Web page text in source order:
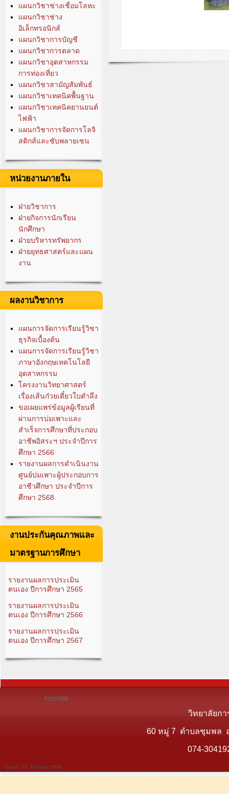
แผนกวิชาช่างเชื่อมโลหะ
แผนกวิชาช่าง
อิเล็กทรอนิกส์
แผนกวิชาการบัญชี
แผนกวิชาการตลาด
แผนกวิชาอุตสาหกรรม
การท่องเที่ยว
แผนกวิชาสามัญสัมพันธ์
แผนกวิชาเทคนิคพื้นฐาน
แผนกวิชาเทคนิคยานยนต์
ไฟฟ้า
แผนกวิชาการจัดการโลจิ
สติกส์และซับพลายเซน
หน่วยงานภายใน
ฝ่ายวิชาการ
ฝ่ายกิจการนักเรียน
นักศึกษา
ฝ่ายบริหารทรัพยากร
ฝ่ายยุทธศาสตร์และแผน
งาน
ผลงานวิชาการ
แผนการจัดการเรียนรู้วิชา
ธุรกิจเบื้องต้น
แผนการจัดการเรียนรู้วิชา
ภาษาอังกฤษเทคโนโลยี
อุตสาหกรรม
โครงงานวิทยาศาสตร์
เรื่องเส้นก๋วยเตี๋ยวใบตำลึง
ขอเผยแพร่ข้อมูลผู้เรียนที่
ผ่านการบ่มเพาะและ
สำเร็จการศึกษาที่ประกอบ
อาชีพอิสระฯ ประจำปีการ
ศึกษา 2566
รายงานผลการดำเนินงาน
ศูนย์บ่มเพาะผู้ประกอบการ
อาชีวศึกษา ประจำปีการ
ศึกษา 2568
งานประกันคุณภาพและ
มาตรฐานการศึกษา
รายงานผลการประเมิน
ตนเอง ปีการศึกษา 2565
รายงานผลการประเมิน
ตนเอง ปีการศึกษา 2566
รายงานผลการประเมิน
ตนเอง ปีการศึกษา 2567
FOOTER
วิทยาลัยกา
60 หมู่ 7 ตำบลชุมพล อ
074-
วันศุกร์, 07 สิงหาคม 2569